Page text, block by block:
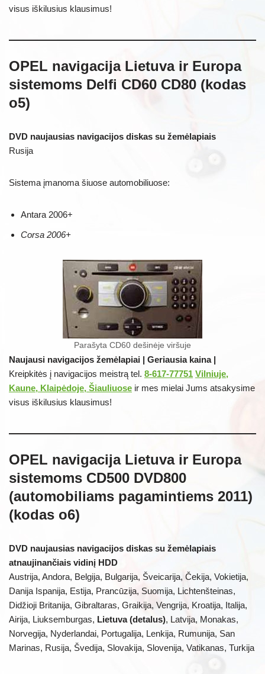
visus iškilusius klausimus!
OPEL navigacija Lietuva ir Europa
sistemoms Delfi CD60 CD80 (kodas
o5)
DVD naujausias navigacijos diskas su žemėlapiais
Rusija
Sistema įmanoma šiuose automobiliuose:
Antara 2006+
Corsa 2006+
Parašyta CD60 dešinėje viršuje
Naujausi navigacijos žemėlapiai | Geriausia kaina |
Kreipkitės į navigacijos meistrą tel. 8-617-77751 Vilniuje,
Kaune, Klaipėdoje, Šiauliuose ir mes mielai Jums atsakysime
visus iškilusius klausimus!
OPEL navigacija Lietuva ir Europa
sistemoms CD500 DVD800
(automobiliams pagamintiems 2011)
(kodas o6)
DVD naujausias navigacijos diskas su žemėlapiais
atnaujinančiais vidinį HDD
Austrija, Andora, Belgija, Bulgarija, Šveicarija, Čekija, Vokietija,
Danija Ispanija, Estija, Prancūzija, Suomija, Lichtenšteinas,
Didžioji Britanija, Gibraltaras, Graikija, Vengrija, Kroatija, Italija,
Airija, Liuksemburgas, Lietuva (detalus), Latvija, Monakas,
Norvegija, Nyderlandai, Portugalija, Lenkija, Rumunija, San
Marinas, Rusija, Švedija, Slovakija, Slovenija, Vatikanas, Turkija